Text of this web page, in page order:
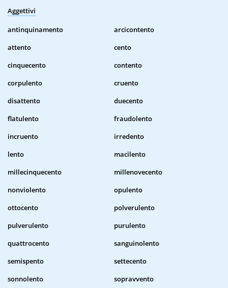
Aggettivi
antinquinamento
arcicontento
attento
cento
cinquecento
contento
corpulento
cruento
disattento
duecento
flatulento
fraudolento
incruento
irredento
lento
macilento
millecinquecento
millenovecento
nonviolento
opulento
ottocento
polverulento
pulverulento
purulento
quattrocento
sanguinolento
semispento
settecento
sonnolento
sopravvento